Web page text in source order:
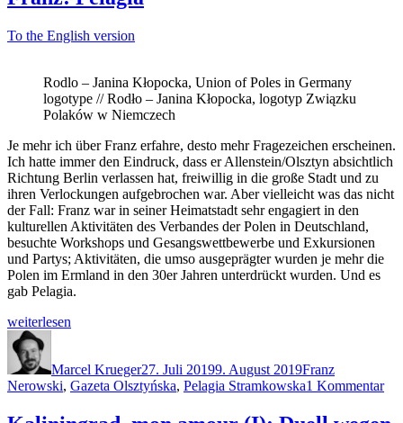
To the English version
Rodlo – Janina Kłopocka, Union of Poles in Germany
logotype // Rodło – Janina Kłopocka, logotyp Związku
Polaków w Niemczech
Je mehr ich über Franz erfahre, desto mehr Fragezeichen erscheinen.
Ich hatte immer den Eindruck, dass er Allenstein/Olsztyn absichtlich
Richtung Berlin verlassen hat, freiwillig in die große Stadt und zu
ihren Verlockungen aufgebrochen war. Aber vielleicht was das nicht
der Fall: Franz war in seiner Heimatstadt sehr engagiert in den
kulturellen Aktivitäten des Verbandes der Polen in Deutschland,
besuchte Workshops und Gesangswettbewerbe und Exkursionen
und Partys; Aktivitäten, die umso ausgeprägter wurden je mehr die
Polen im Ermland in den 30er Jahren unterdrückt wurden. Und es
gab Pelagia.
„Franz:
Pelagia“
weiterlesen
Marcel Krueger27. Juli 20199. August 2019Franz
Nerowski, Gazeta Olsztyńska, Pelagia Stramkowska1 Kommentarzu